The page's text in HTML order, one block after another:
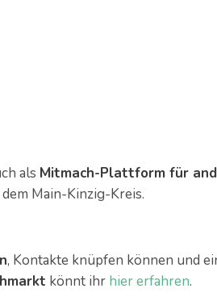
als Mitmach-Plattform für
Main-Kinzig-Kreis.
, Kontakte knüpfen können und
könnt ihr hier erfahren.